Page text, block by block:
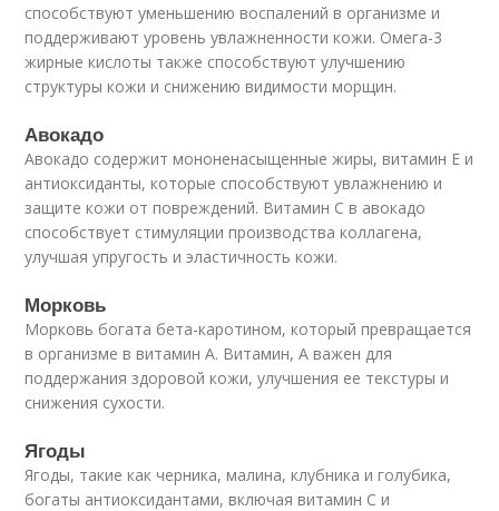
способствуют уменьшению воспалений в организме и
поддерживают уровень увлажненности кожи. Омега-3
жирные кислоты также способствуют улучшению
структуры кожи и снижению видимости морщин.
Авокадо
Авокадо содержит мононенасыщенные жиры, витамин Е и
антиоксиданты, которые способствуют увлажнению и
защите кожи от повреждений. Витамин C в авокадо
способствует стимуляции производства коллагена,
улучшая упругость и эластичность кожи.
Морковь
Морковь богата бета-каротином, который превращается
в организме в витамин А. Витамин, А важен для
поддержания здоровой кожи, улучшения ее текстуры и
снижения сухости.
Ягоды
Ягоды, такие как черника, малина, клубника и голубика,
богаты антиоксидантами, включая витамин C и